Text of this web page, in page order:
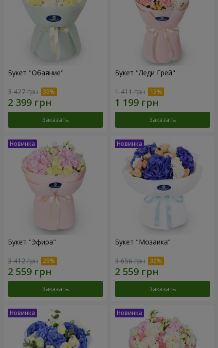
Букет "Обаяние"
3 427 грн
Заказать
Букет "Леди Грей"
1 411 грн
Заказать
Букет "Эфира"
3 412 грн
Заказать
Букет "Мозаика"
3 656 грн
Заказать